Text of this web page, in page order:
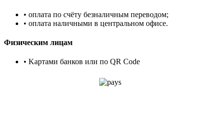
• оплата по счёту безналичным переводом;
• оплата наличными в центральном офисе.
Физическим лицам
• Kартами банков или по QR Code